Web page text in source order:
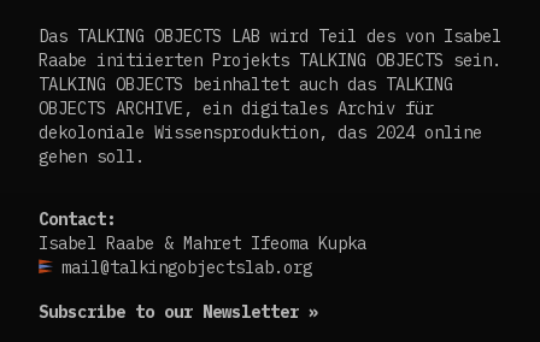
Das TALKING OBJECTS LAB wird Teil des von Isabel
Raabe initiierten Projekts TALKING OBJECTS sein.
TALKING OBJECTS beinhaltet auch das TALKING
OBJECTS ARCHIVE, ein digitales Archiv für
dekoloniale Wissensproduktion, das 2024 online
gehen soll.
Contact:
Isabel Raabe & Mahret Ifeoma Kupka
mail@talkingobjectslab.org
Subscribe to our Newsletter »